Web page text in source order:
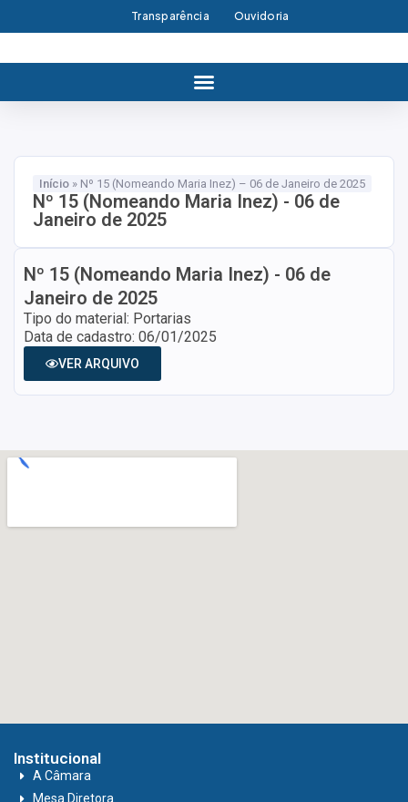
Transparência Ouvidoria
Início » Nº 15 (Nomeando Maria Inez) – 06 de Janeiro de 2025
Nº 15 (Nomeando Maria Inez) - 06 de
Janeiro de 2025
Nº 15 (Nomeando Maria Inez) - 06 de
Janeiro de 2025
Tipo do material: Portarias
Data de cadastro: 06/01/2025
VER ARQUIVO
Institucional
A Câmara
Mesa Diretora